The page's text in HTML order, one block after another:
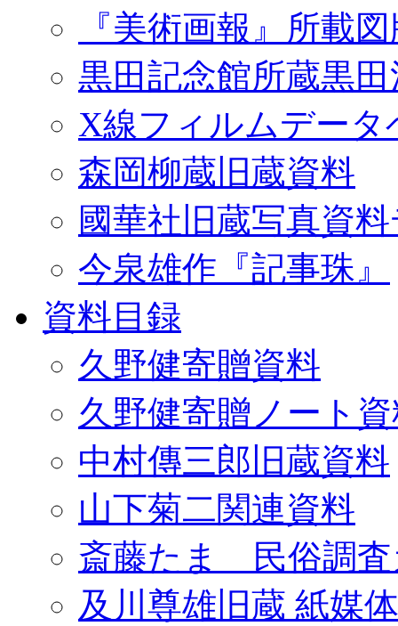
『美術画報』所載
黒田記念館所蔵黒
X線フィルムデータ
森岡柳蔵旧蔵資料
國華社旧蔵写真資
今泉雄作『記事珠』
資料目録
久野健寄贈資料
久野健寄贈ノート
中村傳三郎旧蔵資料
山下菊二関連資料
斎藤たま 民俗調査
及川尊雄旧蔵 紙媒